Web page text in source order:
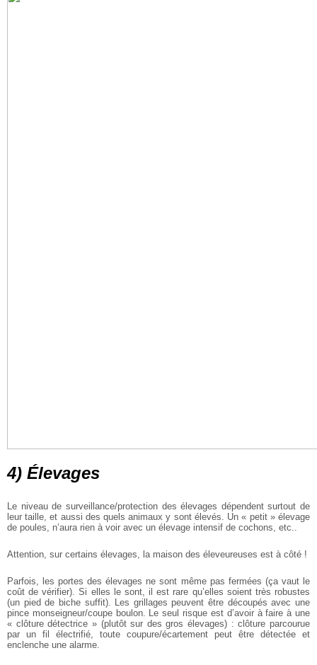
4) Élevages
Le niveau de surveillance/protection des élevages dépendent surtout de
leur taille, et aussi des quels animaux y sont élevés. Un « petit » élevage
de poules, n’aura rien à voir avec un élevage intensif de cochons, etc..
Attention, sur certains élevages, la maison des éleveureuses est à côté !
Parfois, les portes des élevages ne sont même pas fermées (ça vaut le
coût de vérifier). Si elles le sont, il est rare qu’elles soient très robustes
(un pied de biche suffit). Les grillages peuvent être découpés avec une
pince monseigneur/coupe boulon. Le seul risque est d’avoir à faire à une
« clôture détectrice » (plutôt sur des gros élevages) : clôture parcourue
par un fil électrifié, toute coupure/écartement peut être détectée et
enclenche une alarme.